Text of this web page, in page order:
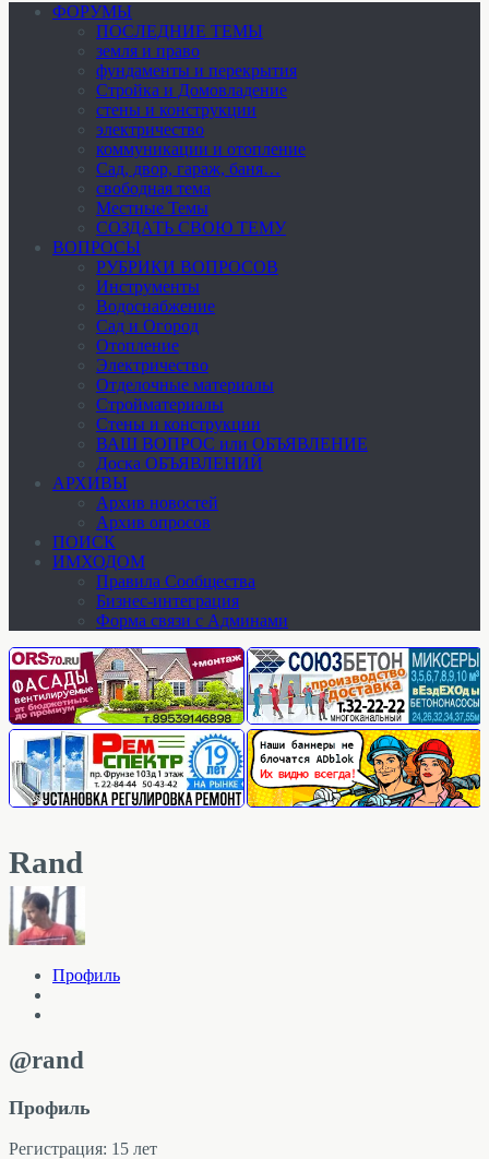
ФОРУМЫ
ПОСЛЕДНИЕ ТЕМЫ
земля и право
фундаменты и перекрытия
Стройка и Домовладение
стены и конструкции
электричество
коммуникации и отопление
Cад, двор, гараж, баня…
свободная тема
Местные Темы
СОЗДАТЬ СВОЮ ТЕМУ
ВОПРОСЫ
РУБРИКИ ВОПРОСОВ
Инструменты
Водоснабжение
Сад и Огород
Отопление
Электричество
Отделочные материалы
Стройматериалы
Стены и конструкции
ВАШ ВОПРОС или ОБЪЯВЛЕНИЕ
Доска ОБЪЯВЛЕНИЙ
АРХИВЫ
Архив новостей
Архив опросов
ПОИСК
ИМХОДОМ
Правила Сообщества
Бизнес-интеграция
Форма связи с Админами
Rand
Профиль
@rand
Профиль
Регистрация: 15 лет